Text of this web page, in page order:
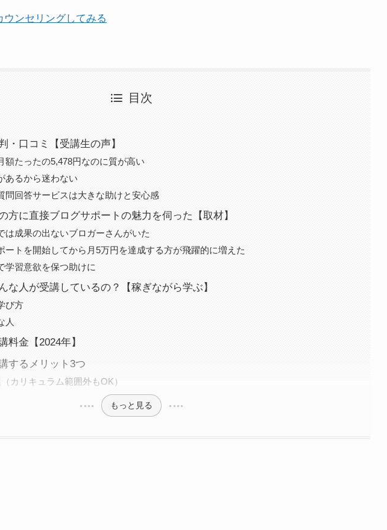
ンセリングしてみる
目次
・口コミ【受講生の声】
額たったの5,478円なのに質が高い
あるから迷わない
問回答サービスは大きな助けと安心感
方に直接ブログサポートの魅力を伺った【取材】
は成果の出ないブロガーさんがいた
ートを開始してから月5万円を達成する方が飛躍的に増えた
学習意欲を保つ助けに
な人が受講しているの？【稼ぎながら学ぶ】
び方
人
料金【2024年】
するメリット3つ
カリキュラム範囲外もOK）
もっと見る